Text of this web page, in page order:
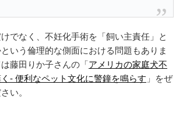
でなく、不妊化手術を「飼い主責任」と
いう倫理的な側面における問題もありま
藤田りか子さんの「アメリカの家庭犬不
- 便利なペット文化に警鐘を鳴らす 」をぜ
い。